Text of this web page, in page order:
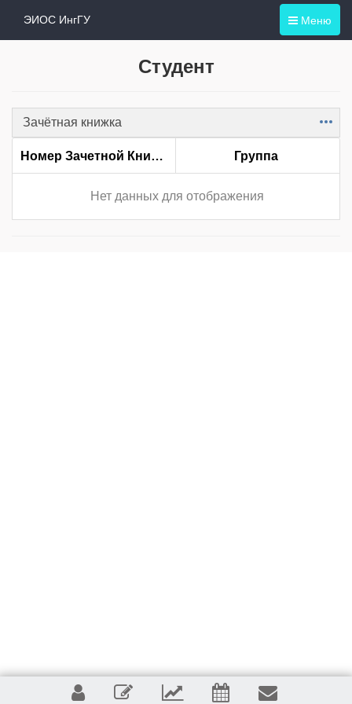
Меню
ЭИОС ИнгГУ
Студент
Зачётная книжка Item
Номер Зачетной Книжки Группа
Нет данных для отображения